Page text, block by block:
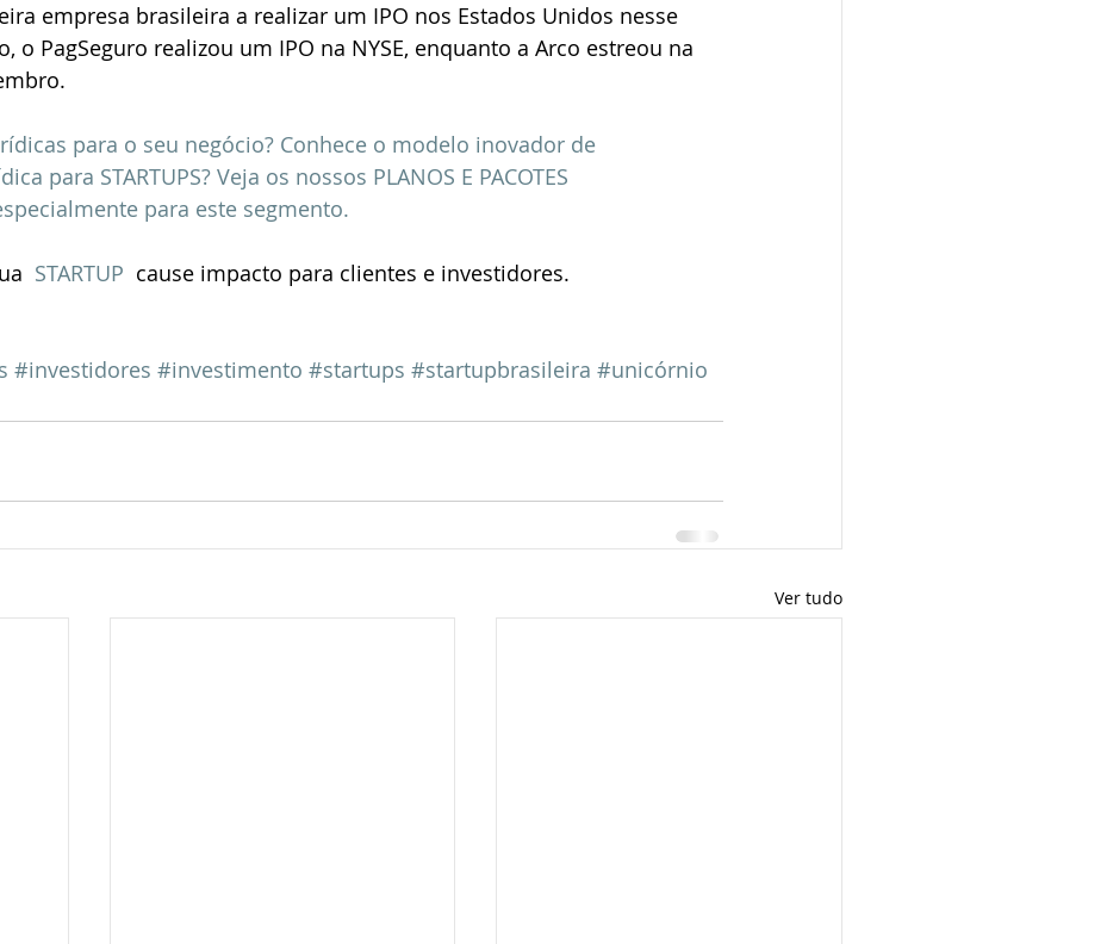
empresa brasileira a realizar um IPO nos Estados Unidos nesse
o PagSeguro realizou um IPO na NYSE, enquanto a Arco estreou na
para o seu negócio? Conhece o modelo inovador de
para STARTUPS? Veja os nossos PLANOS E PACOTES
para este segmento.
STARTUP cause impacto para clientes e investidores.
#investidores #investimento #startups #startupbrasileira #unicórnio
Ver tudo